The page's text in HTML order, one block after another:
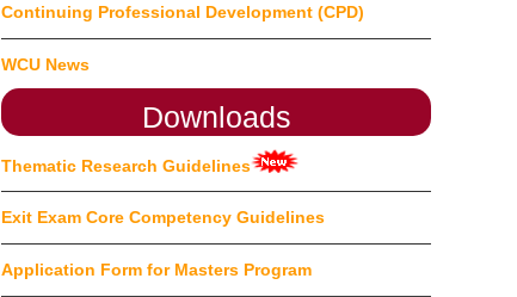
Continuing Professional Development (CPD)
WCU News
Downloads
Thematic Research Guidelines
Exit Exam Core Competency Guidelines
Application Form for Masters Program